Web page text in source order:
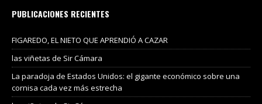
PUBLICACIONES RECIENTES
FIGAREDO, EL NIETO QUE APRENDIÓ A CAZAR
las viñetas de Sir Cámara
La paradoja de Estados Unidos: el gigante económico sobre una
cornisa cada vez más estrecha